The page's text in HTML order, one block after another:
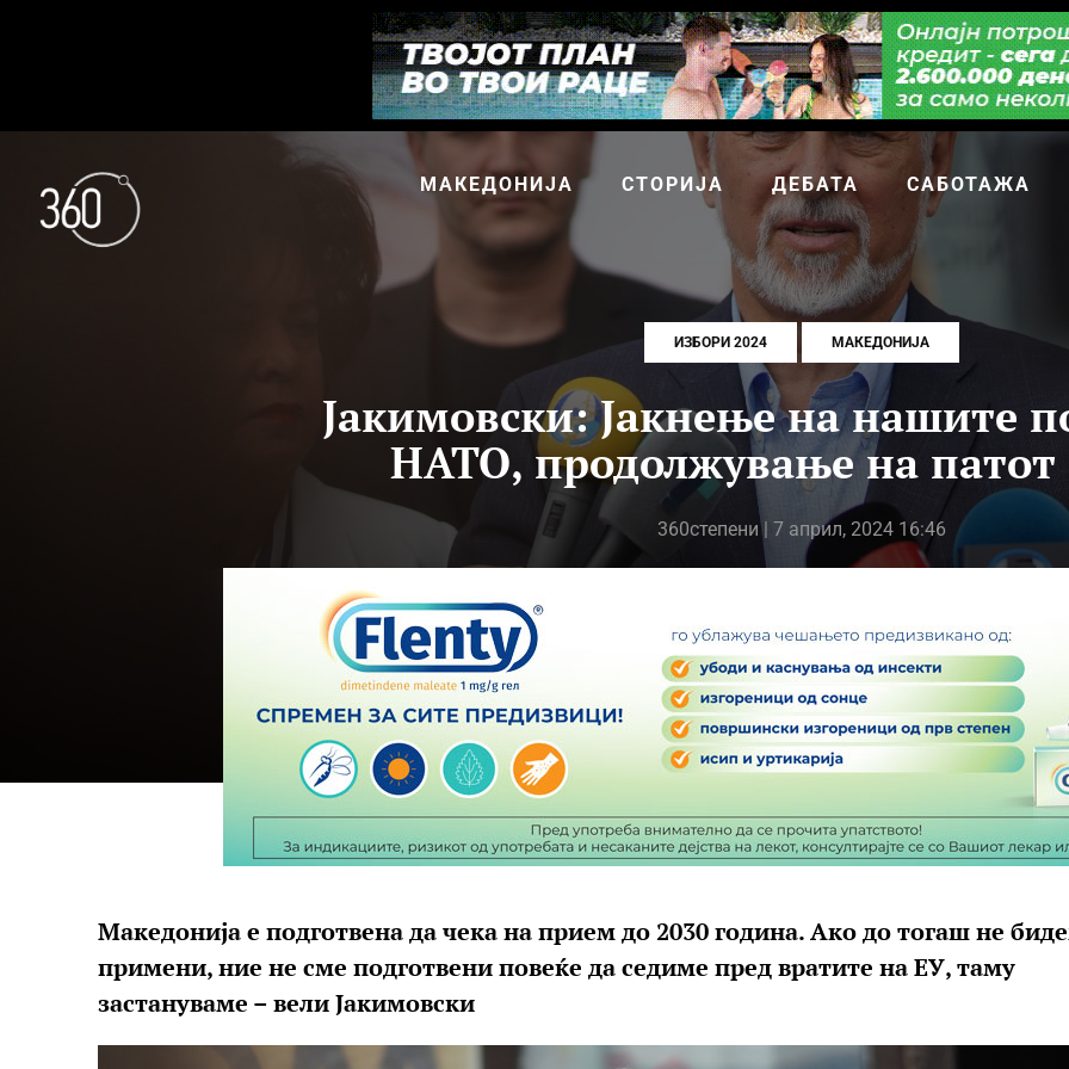
МАКЕДОНИЈА СТОРИЈА ДЕБАТА САБОТАЖА
ИЗБОРИ 2024 МАКЕДОНИЈА
Јакимовски: Јакнење на нашите
НАТО, продолжување на патот
360степени| 7 април, 2024 16:46
Македонија е подготвена да чека на прием до 2030 година. Ако до тогаш не
примени, ние не сме подготвени повеќе да седиме пред вратите на ЕУ, таму
застануваме – вели Јакимовски